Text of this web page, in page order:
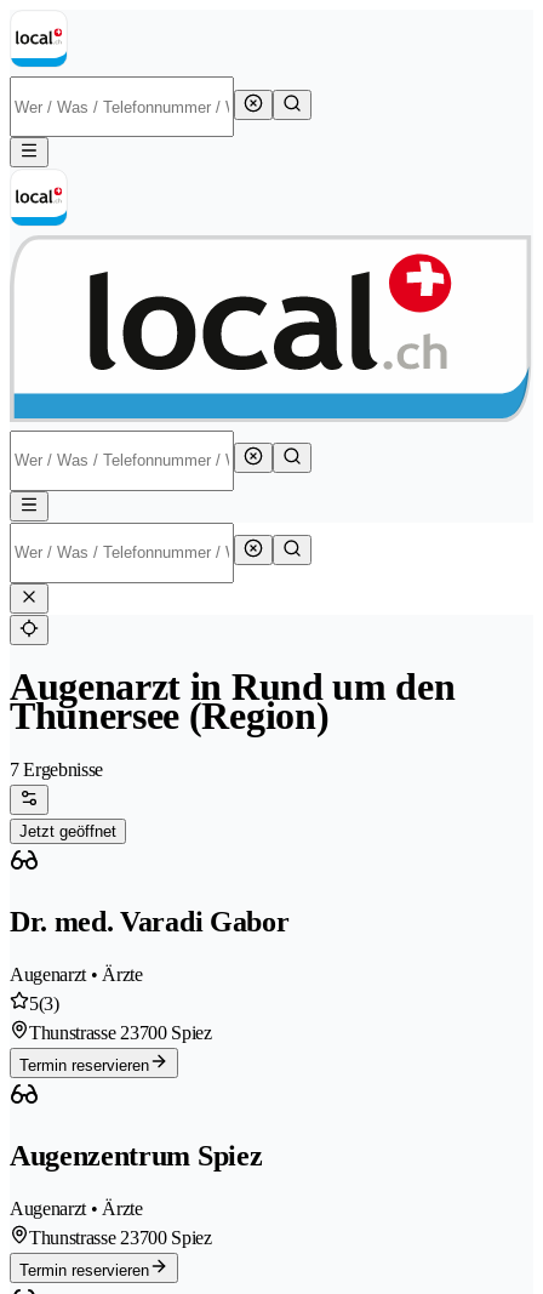
Augenarzt in Rund um den
Thunersee (Region)
7 Ergebnisse
Jetzt geöffnet
Dr. med. Varadi Gabor
Augenarzt • Ärzte
5(3)
Thunstrasse 23700 Spiez
Termin reservieren
Augenzentrum Spiez
Augenarzt • Ärzte
Thunstrasse 23700 Spiez
Termin reservieren